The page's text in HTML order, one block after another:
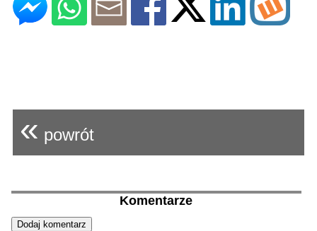
« powrót
Komentarze